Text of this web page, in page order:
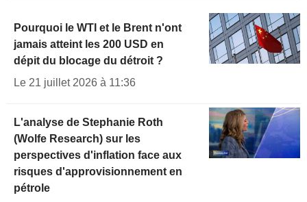
Pourquoi le WTI et le Brent n'ont
jamais atteint les 200 USD en
dépit du blocage du détroit ?
Le 21 juillet 2026 à 11:36
L'analyse de Stephanie Roth
(Wolfe Research) sur les
perspectives d'inflation face aux
risques d'approvisionnement en
pétrole